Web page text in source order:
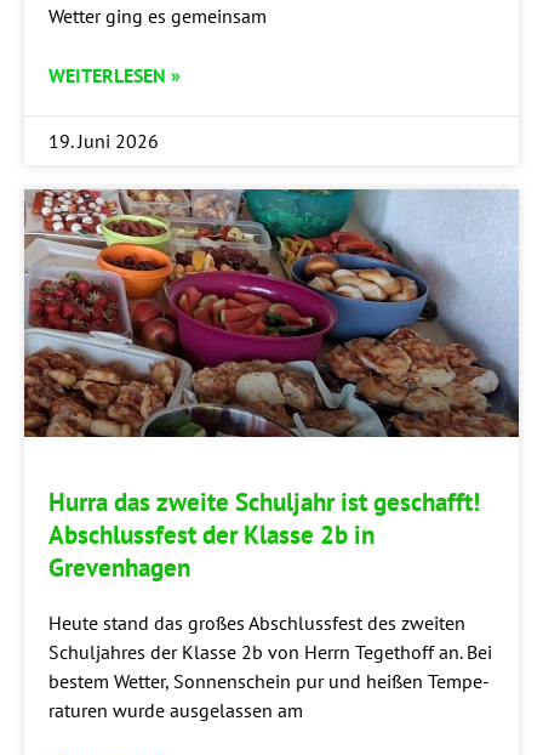
Wet­ter ging es gemeinsam
WEITERLESEN »
19. Juni 2026
Hur­ra das zwei­te Schul­jahr ist geschafft!
Abschluss­fest der Klas­se 2b in
Grevenhagen
Heu­te stand das gro­ßes Abschluss­fest des zwei­ten
Schul­jah­res der Klas­se 2b von Herrn Tege­thoff an. Bei
bes­tem Wet­ter, Son­nen­schein pur und hei­ßen Tem­pe­
ra­tu­ren wur­de aus­ge­las­sen am